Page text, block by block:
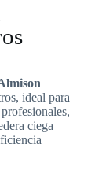
ideal para
ciega